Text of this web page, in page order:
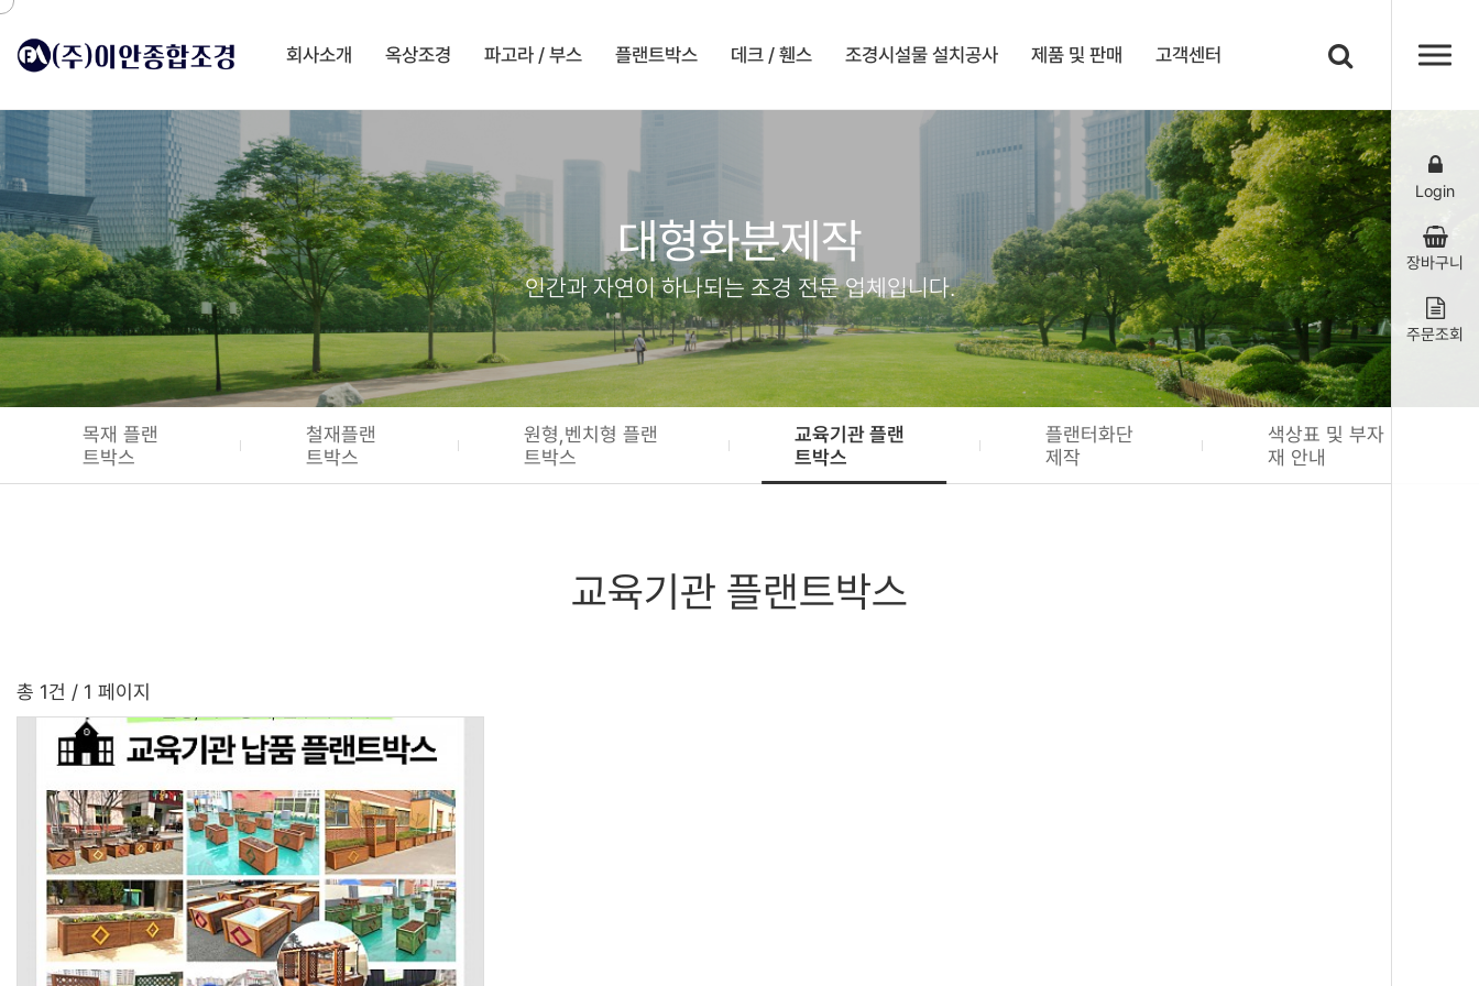
회사소개 옥상조경 파고라 / 부스 플랜트박스 데크 / 휀스 조경시설물 설치공사 제품 및 판매 고객센터
Login
장바구니
주문조회
대형화분제작
인간과 자연이 하나되는 조경 전문 업체입니다.
목재 플랜
트박스
철재플랜
트박스
원형,벤치형 플랜
트박스
교육기관 플랜
트박스
플랜터화단
제작
색상표 및 부자
재 안내
교육기관 플랜트박스
총 1건 / 1 페이지